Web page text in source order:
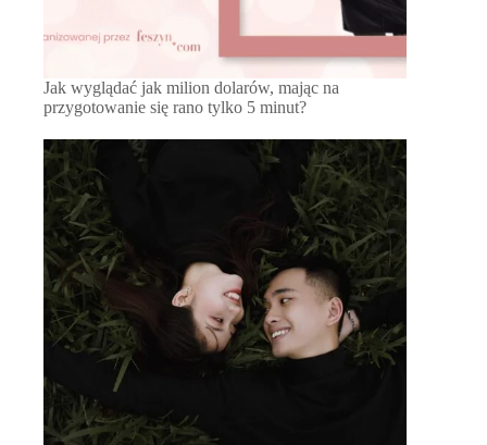
Jak wyglądać jak milion dolarów, mając na
przygotowanie się rano tylko 5 minut?